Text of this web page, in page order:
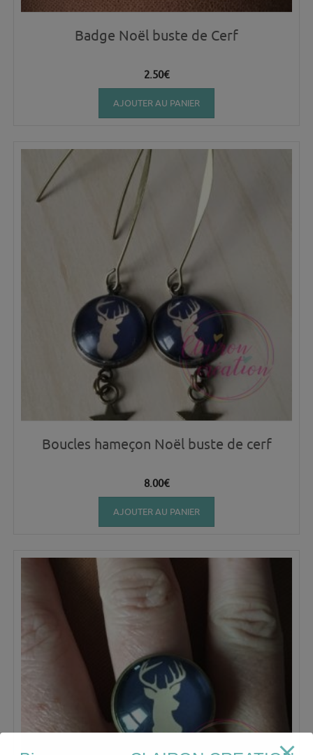
Badge Noël buste de Cerf
2.50€
AJOUTER AU PANIER
Boucles hameçon Noël buste de cerf
8.00€
AJOUTER AU PANIER